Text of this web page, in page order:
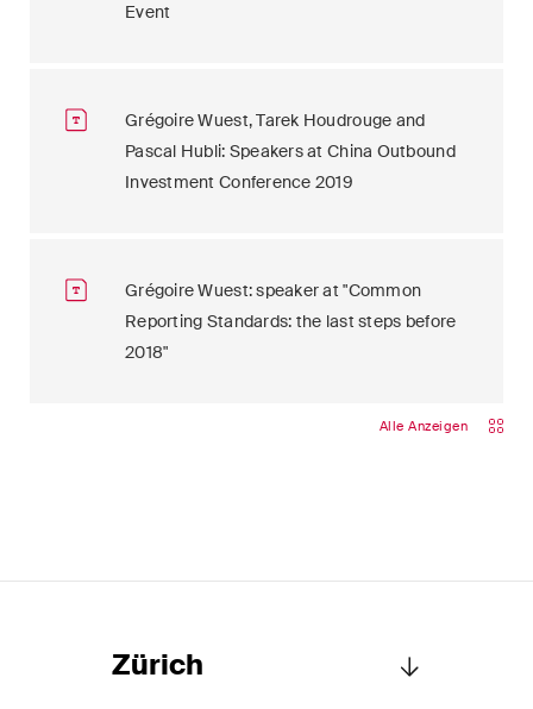
Event
Grégoire Wuest, Tarek Houdrouge and
Pascal Hubli: Speakers at China Outbound
Investment Conference 2019
Grégoire Wuest: speaker at "Common
Reporting Standards: the last steps before
2018"
Alle Anzeigen
Zürich